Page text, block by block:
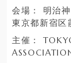
会場： 明治
東京都新宿区
主催：